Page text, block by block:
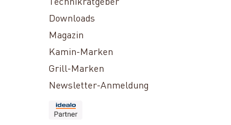
Technikratgeber
Downloads
Magazin
Kamin-Marken
Grill-Marken
Newsletter-Anmeldung